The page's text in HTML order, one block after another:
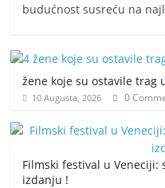
budućnost susreću na
žene koje su ostavile
10 Augusta, 2026 0
Filmski festival u Veneciji:
izdanju !